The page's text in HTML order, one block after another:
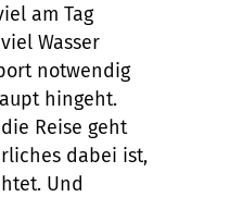
am Tag
Wasser
notwendig
hingeht.
Reise geht
dabei ist,
Und